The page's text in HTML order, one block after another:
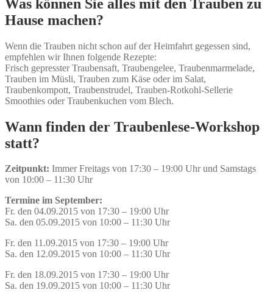
Was können Sie alles mit den Trauben zu
Hause machen?
Wenn die Trauben nicht schon auf der Heimfahrt gegessen sind,
empfehlen wir Ihnen folgende Rezepte:
Frisch gepresster Traubensaft, Traubengelee, Traubenmarmelade,
Trauben im Müsli, Trauben zum Käse oder im Salat,
Traubenkompott, Traubenstrudel, Trauben-Rotkohl-Sellerie
Smoothies oder Traubenkuchen vom Blech.
Wann finden der Traubenlese-Workshop
statt?
Zeitpunkt: Immer Freitags von 17:30 – 19:00 Uhr und Samstags
von 10:00 – 11:30 Uhr
Termine im September:
Fr. den 04.09.2015 von 17:30 – 19:00 Uhr
Sa. den 05.09.2015 von 10:00 – 11:30 Uhr
Fr. den 11.09.2015 von 17:30 – 19:00 Uhr
Sa. den 12.09.2015 von 10:00 – 11:30 Uhr
Fr. den 18.09.2015 von 17:30 – 19:00 Uhr
Sa. den 19.09.2015 von 10:00 – 11:30 Uhr